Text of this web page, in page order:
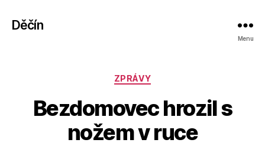
Děčín
Menu
Rubriky
ZPRÁVY
Bezdomovec hrozil s
nožem v ruce
u
o